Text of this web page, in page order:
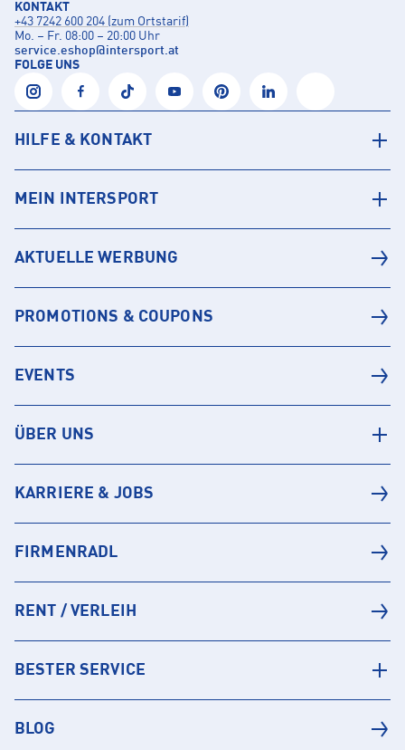
KONTAKT
+43 7242 600 204 (zum Ortstarif)
Mo. – Fr. 08:00 – 20:00 Uhr
service.eshop@intersport.at
FOLGE UNS
HILFE & KONTAKT
MEIN INTERSPORT
AKTUELLE WERBUNG
PROMOTIONS & COUPONS
EVENTS
ÜBER UNS
KARRIERE & JOBS
FIRMENRADL
RENT / VERLEIH
BESTER SERVICE
BLOG